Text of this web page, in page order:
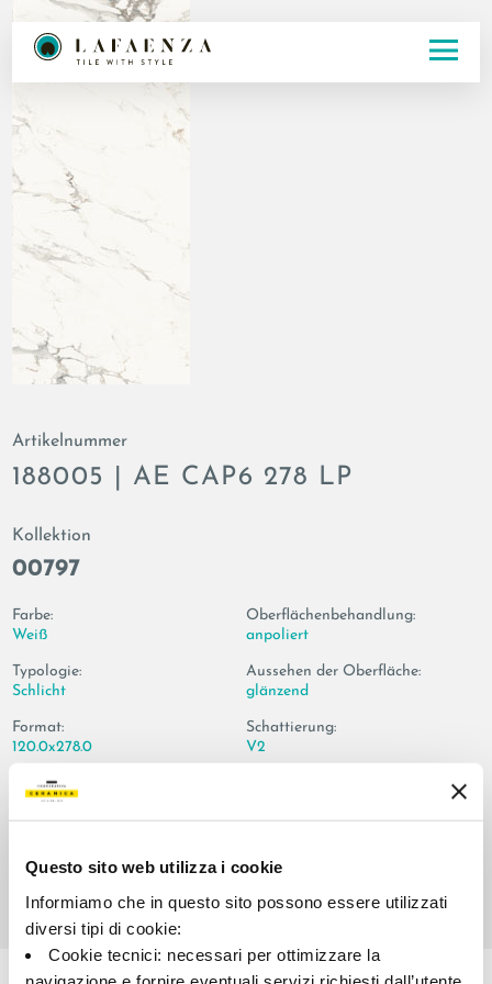
Questo sito web utilizza i cookie
Informiamo che in questo sito possono essere utilizzati
diversi tipi di cookie:
Cookie tecnici: necessari per ottimizzare la
Artikelnummer
188005 | AE CAP6 278 LP
Kollektion
00797
Farbe:
Weiß
Typologie:
Schlicht
Format:
120.0x278.0
Oberflächenbehandlung:
anpoliert
Aussehen der Oberfläche:
glänzend
Schattierung:
V2